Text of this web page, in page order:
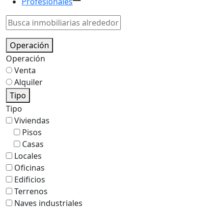
Operación
Operación
Venta
Alquiler
Tipo
Tipo
Viviendas
Pisos
Casas
Locales
Oficinas
Edificios
Terrenos
Naves industriales